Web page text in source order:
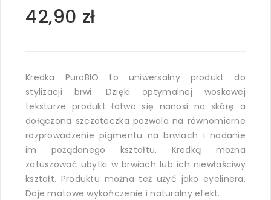
42,90 zł
Kredka PuroBIO to uniwersalny produkt do
stylizacji brwi. Dzięki optymalnej woskowej
teksturze produkt łatwo się nanosi na skórę a
dołączona szczoteczka pozwala na równomierne
rozprowadzenie pigmentu na brwiach i nadanie
im pożądanego kształtu. Kredką można
zatuszować ubytki w brwiach lub ich niewłaściwy
kształt. Produktu można też użyć jako eyelinera.
Daje matowe wykończenie i naturalny efekt.